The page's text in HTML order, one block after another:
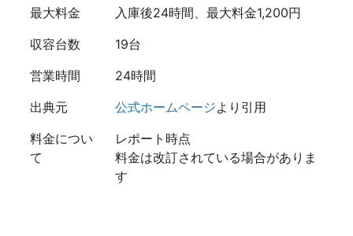
最大料金
入庫後24時間、最大料金1,200円
収容台数
19台
営業時間
24時間
出典元
公式ホームページより引用
料金につい
て
レポート時点
料金は改訂されている場合がありま
す